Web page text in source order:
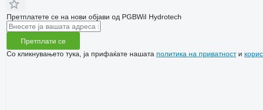
Претплатете се на нови објави од PGBWiI Hydrotech
Претплати се
Со кликнувањето тука, ја прифаќате нашата политика на приватности